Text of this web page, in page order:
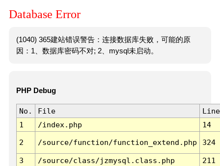
Database Error
(1040) 365建站错误警告：连接数据库失败，可能的原
因：1、数据库密码不对; 2、mysql未启动。
PHP Debug
No. File
Line
1
/index.php 14
2 /source/function/function_extend.php 324
3 /source/class/jzmysql.class.php
211